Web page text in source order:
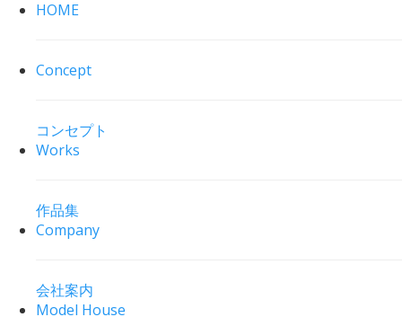
HOME
Concept
コンセプト
Works
作品集
Company
会社案内
Model House